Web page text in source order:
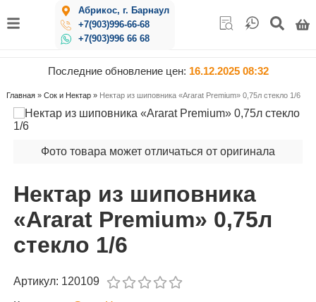
Абрикос, г. Барнаул
+7(903)996-66-68
+7(903)996 66 68
Последние обновление цен: 16.12.2025 08:32
Главная» Сок и Нектар» Нектар из шиповника «Ararat Premium» 0,75л стекло 1/6
Фото товара может отличаться от оригинала
Нектар из шиповника
«Ararat Premium» 0,75л
стекло 1/6
Артикул: 120109